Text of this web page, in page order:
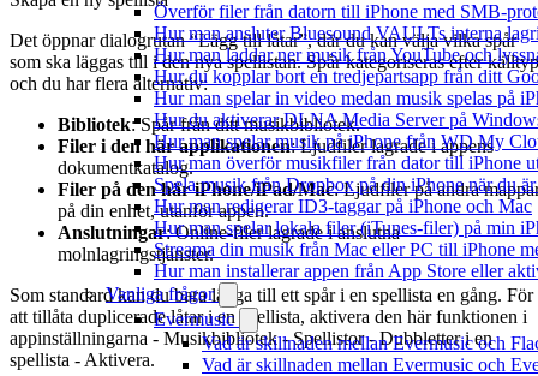
Överför filer från datorn till iPhone med SMB-
Hur man ansluter Bluesound VAULTs interna
Hur man laddar ner musik från YouTube och
Hur du kopplar bort en tredjepartsapp från ditt
Hur man spelar in video medan musik spelas på
Hur du aktiverar DLNA Media Server på
Hur man spelar musik på iPhone från WD My
Hur man överför musikfiler från dator till iPhone
Spela musik från Dropbox på din iPhone när du
Hur man redigerar ID3-taggar på iPhone och Mac
Hur man spelar lokala filer (iTunes-filer) på min
Streama din musik från Mac eller PC till iPhone
Hur man installerar appen från App Store eller
Vanliga frågor
Evermusic
Vad är skillnaden mellan Evermusic och
Vad är skillnaden mellan Evermusic och
Det öppnar dialogrutan “Lägg till låtar”, där du kan välja vilka spår
som ska läggas till i den nya spellistan. Spår kategoriseras efter källtyp
och du har flera alternativ:
Bibliotek: Spår från ditt musikbibliotek.
Filer i den här applikationen: Ljudfiler lagrade i appens
dokumentkatalog.
Filer på den här iPhone/iPad/Mac: Ljudfiler på andra
på din enhet, utanför appen.
Anslutningar: Online-filer lagrade i anslutna
molnlagringstjänster.
Som standard kan du bara lägga till ett spår i en spellista en gång. För
att tillåta duplicerade låtar i en spellista, aktivera den här funktionen i
appinställningarna - Musikbibliotek - Spellistor - Dubbletter i en
spellista - Aktivera.